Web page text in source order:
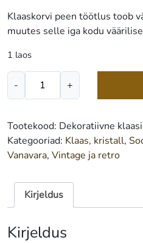
oli:
18.00 €.
on:
10.00 €.
Klaaskorvi peen töötlus toob
muutes selle iga kodu
1 laos
-
Dekoratiivne
kogus
+
Tootekood: Dekoratiivne
Kategooriad: Klaas, kristall,
Vanavara, Vintage ja retro
Kirjeldus
Kirjeldus